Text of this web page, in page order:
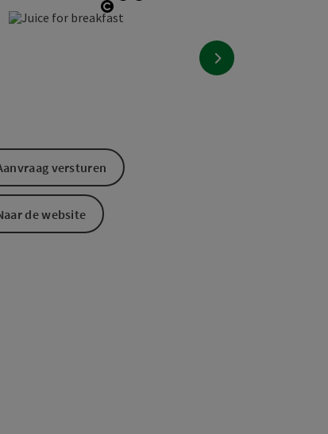
Copyright
Start Copyright
Start Copyright
nächstes Element
versturen
de website